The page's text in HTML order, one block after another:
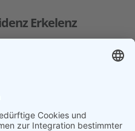
Erkelenz
separater Pflegebereich